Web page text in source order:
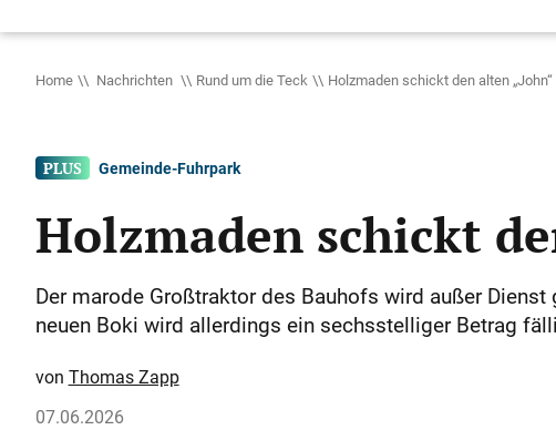
Home Nachrichten Rund um die Teck Holzmaden schickt den alten
Gemeinde-Fuhrpark
Holzmaden schickt
Der marode Großtraktor des Bauhofs wird außer
neuen Boki wird allerdings ein sechsstelliger Betrag
Thomas Zapp
07.06.2026